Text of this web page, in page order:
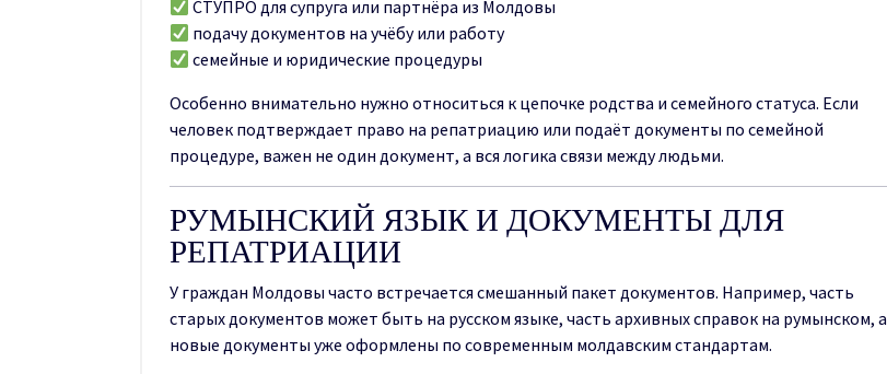
СТУПРО для супруга или партнёра из Молдовы
подачу документов на учёбу или работу
семейные и юридические процедуры
Особенно внимательно нужно относиться к цепочке родства и семейного статуса. Если
человек подтверждает право на репатриацию или подаёт документы по семейной
процедуре, важен не один документ, а вся логика связи между людьми.
РУМЫНСКИЙ ЯЗЫК И ДОКУМЕНТЫ ДЛЯ
РЕПАТРИАЦИИ
У граждан Молдовы часто встречается смешанный пакет документов. Например, часть
старых документов может быть на русском языке, часть архивных справок на румынском, а
новые документы уже оформлены по современным молдавским стандартам.